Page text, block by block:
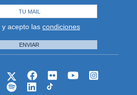
y acepto las condiciones
ENVIAR